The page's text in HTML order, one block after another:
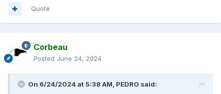
Quote
Corbeau
Posted June 24, 2024
On 6/24/2024 at 5:38 AM, PEDRO said: